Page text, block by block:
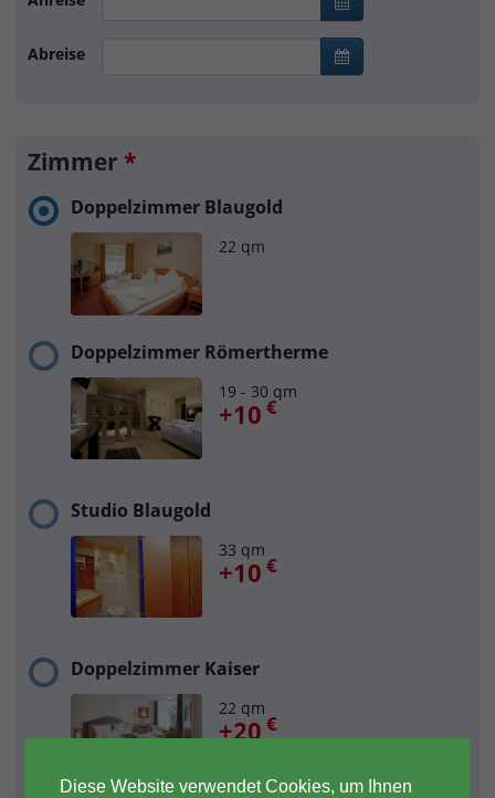
Diese Website verwendet Cookies, um Ihnen
Abreise
Zimmer *
Doppelzimmer Blaugold
22 qm
Doppelzimmer Römertherme
19 - 30 qm
+10 €
Studio Blaugold
33 qm
+10 €
Doppelzimmer Kaiser
22 qm
+20€